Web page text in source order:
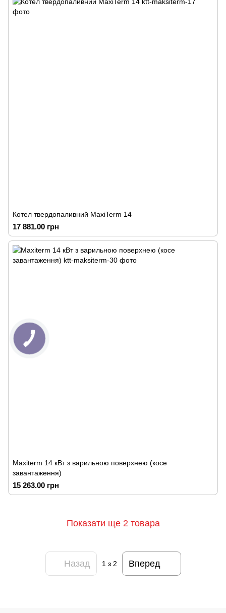
Котел твердопаливний MaxiTerm 14
17 881.00 грн
Maxiterm 14 кВт з варильною поверхнею (косе
завантаження)
15 263.00 грн
Показати ще 2 товара
Назад 1 з 2 Вперед